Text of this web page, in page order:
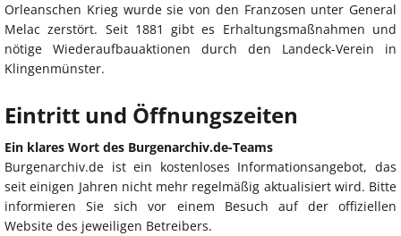
Orleanschen Krieg wurde sie von den Franzosen unter General
Melac zerstört. Seit 1881 gibt es Erhaltungsmaßnahmen und
nötige Wiederaufbauaktionen durch den Landeck-Verein in
Klingenmünster.
Eintritt und Öffnungszeiten
Ein klares Wort des Burgenarchiv.de-Teams
Burgenarchiv.de ist ein kostenloses Informationsangebot, das
seit einigen Jahren nicht mehr regelmäßig aktualisiert wird. Bitte
informieren Sie sich vor einem Besuch auf der offiziellen
Website des jeweiligen Betreibers.